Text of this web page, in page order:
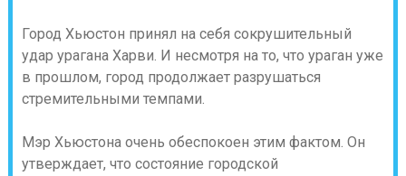
Город Хьюстон принял на себя сокрушительный
удар урагана Харви. И несмотря на то, что ураган уже
в прошлом, город продолжает разрушаться
стремительными темпами.
Мэр Хьюстона очень обеспокоен этим фактом. Он
утверждает, что состояние городской